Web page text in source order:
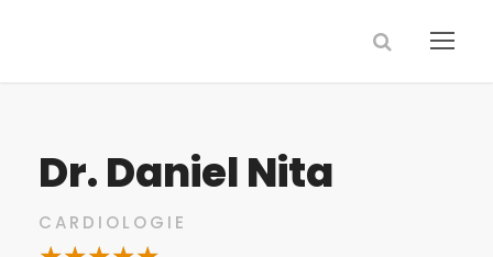
Dr. Daniel Nita
CARDIOLOGIE